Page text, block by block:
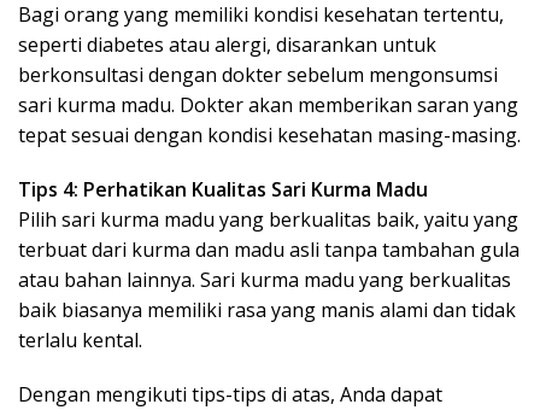
Bagi orang yang memiliki kondisi kesehatan tertentu,
seperti diabetes atau alergi, disarankan untuk
berkonsultasi dengan dokter sebelum mengonsumsi
sari kurma madu. Dokter akan memberikan saran yang
tepat sesuai dengan kondisi kesehatan masing-masing.
Tips 4: Perhatikan Kualitas Sari Kurma Madu
Pilih sari kurma madu yang berkualitas baik, yaitu yang
terbuat dari kurma dan madu asli tanpa tambahan gula
atau bahan lainnya. Sari kurma madu yang berkualitas
baik biasanya memiliki rasa yang manis alami dan tidak
terlalu kental.
Dengan mengikuti tips-tips di atas, Anda dapat